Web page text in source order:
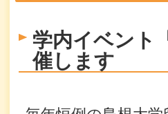
学内イベント
催します